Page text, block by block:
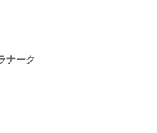
ナーク